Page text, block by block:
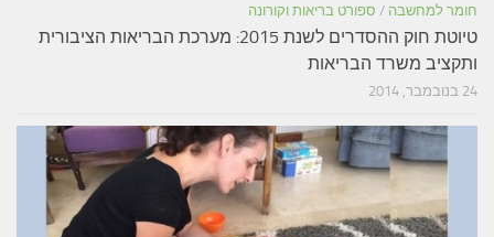
חומר למחשבה / ספורט בריאות וקורונה
טיוטת חוק ההסדרים לשנת 2015: מערכת הבריאות הציבורית
ותקציב משרד הבריאות
24 בנובמבר, 2014